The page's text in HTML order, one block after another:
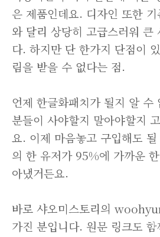
은 제품인데요. 디자인 또한
와 달리 상당히 고급스러워 큰
다. 하지만 단 한가지 단점이
림을 받을 수 없다는 점.
언제 한글화패치가 될지 알 수
분들이 사야할지 말아야할지
요. 이제 마음놓고 구입해도
의 한 유저가 95%에 가까운
아냈거든요.
바로 샤오미스토리의
가진 분입니다. 원문 링크도